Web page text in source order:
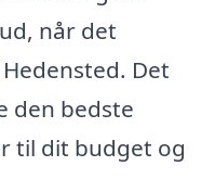
når det
Det
den bedste
til dit budget og